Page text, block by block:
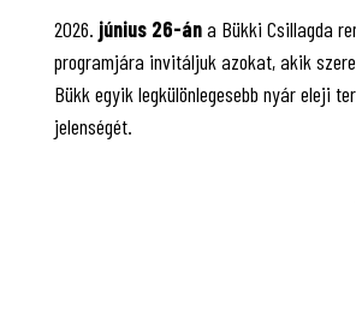
2026. június 26-ána Bükki Csillagda
programjára invitáljuk azokat, akik
Bükk egyik legkülönlegesebb nyár eleji
jelenségét.